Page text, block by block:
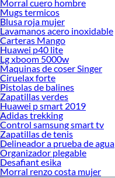
Morral cuero hombre
Mugs termicos
Blusa roja mujer
Lavamanos acero inoxidable
Carteras Mango
Huawei p40 lite
Lg xboom 5000w
Maquinas de coser Singer
Ciruelax forte
Pistolas de balines
Zapatillas verdes
Huawei p smart 2019
Adidas trekking
Control samsung smart tv
Zapatillas de tenis
Delineador a prueba de agua
Organizador plegable
Desafiant esika
Morral renzo costa mujer